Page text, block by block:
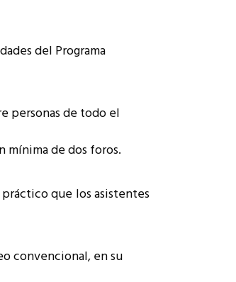
del Programa
personas de todo el
mínima de dos foros.
que los asistentes
convencional, en su